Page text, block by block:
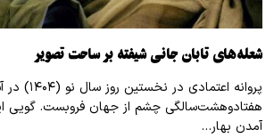
شعله‌های تابان جانی شیفته بر ساحت تصویر
پروانه اعتمادی در
هفتادوهشت‌سالگی چشم از جهان فروبست. گویی
آمدن بهار…